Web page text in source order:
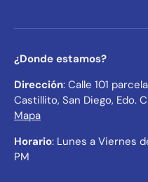
¿Donde estamos?
Dirección: Calle 101
Castillito, San Diego, Edo.
Mapa
Horario: Lunes a Viernes
PM